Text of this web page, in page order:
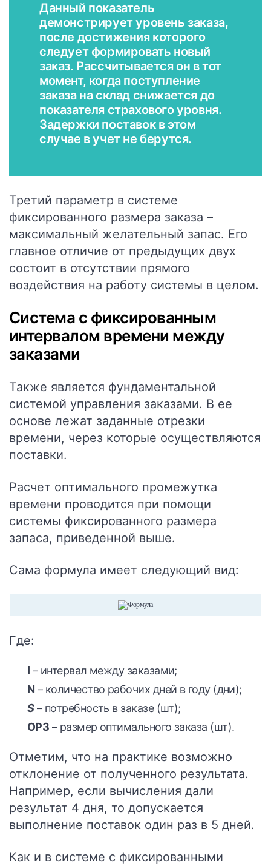
Данный показатель
демонстрирует уровень заказа,
после достижения которого
следует формировать новый
заказ. Рассчитывается он в тот
момент, когда поступление
заказа на склад снижается до
показателя страхового уровня.
Задержки поставок в этом
случае в учет не берутся.
Третий параметр в системе
фиксированного размера заказа –
максимальный желательный запас. Его
главное отличие от предыдущих двух
состоит в отсутствии прямого
воздействия на работу системы в целом.
Система с фиксированным
интервалом времени между
заказами
Также является фундаментальной
системой управления заказами. В ее
основе лежат заданные отрезки
времени, через которые осуществляются
поставки.
Расчет оптимального промежутка
времени проводится при помощи
системы фиксированного размера
запаса, приведенной выше.
Сама формула имеет следующий вид:
Где:
I – интервал между заказами;
N – количество рабочих дней в году (дни);
S– потребность в заказе (шт);
ОРЗ – размер оптимального заказа (шт).
Отметим, что на практике возможно
отклонение от полученного результата.
Например, если вычисления дали
результат 4 дня, то допускается
выполнение поставок один раз в 5 дней.
Как и в системе с фиксированными